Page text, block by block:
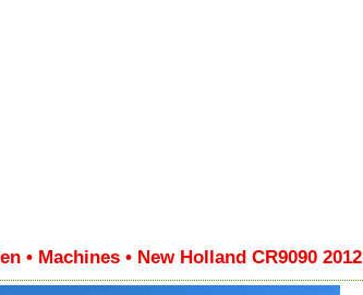
• Machines • New Holland CR9090 2012